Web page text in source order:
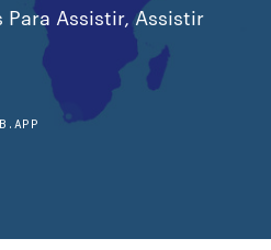
Para Assistir, Assistir